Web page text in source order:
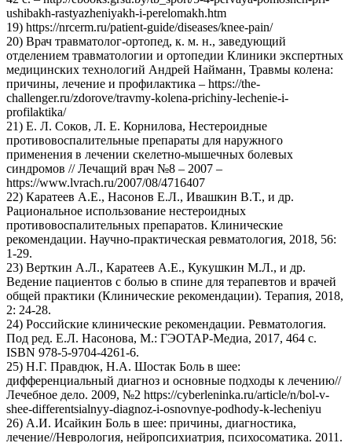
ushibakh-rastyazheniyakh-i-perelomakh.htm
19) https://nrcerm.ru/patient-guide/diseases/knee-pain/
20) Врач травматолог-ортопед, к. м. н., заведующий
отделением травматологии и ортопедии Клиники экспертных
медицинских технологий Андрей Найманн, Травмы колена:
причины, лечение и профилактика – https://the-
challenger.ru/zdorove/travmy-kolena-prichiny-lechenie-i-
profilaktika/
21) Е. Л. Соков, Л. Е. Корнилова, Нестероидные
противовоспалительные препараты для наружного
применения в лечении скелетно-мышечных болевых
синдромов // Лечащий врач №8 – 2007 –
https://www.lvrach.ru/2007/08/4716407
22) Каратеев А.Е., Насонов Е.Л., Ивашкин В.Т., и др.
Рациональное использование нестероидных
противовоспалительных препаратов. Клинические
рекомендации. Научно-практическая ревматология, 2018, 56:
1-29.
23) Верткин А.Л., Каратеев А.Е., Кукушкин М.Л., и др.
Ведение пациентов с болью в спине для терапевтов и врачей
общей практики (Клинические рекомендации). Терапия, 2018,
2: 24-28.
24) Российские клинические рекомендации. Ревматология.
Под ред. Е.Л. Насонова, М.: ГЭОТАР-Медиа, 2017, 464 с.
ISBN 978-5-9704-4261-6.
25) Н.Г. Правдюк, Н.А. Шостак Боль в шее:
дифференциальный диагноз и основные подходы к лечению//
Лечебное дело. 2009, №2 https://cyberleninka.ru/article/n/bol-v-
shee-differentsialnyy-diagnoz-i-osnovnye-podhody-k-lecheniyu
26) А.И. Исайкин Боль в шее: причины, диагностика,
лечение//Неврология, нейропсихиатрия, психосоматика. 2011.